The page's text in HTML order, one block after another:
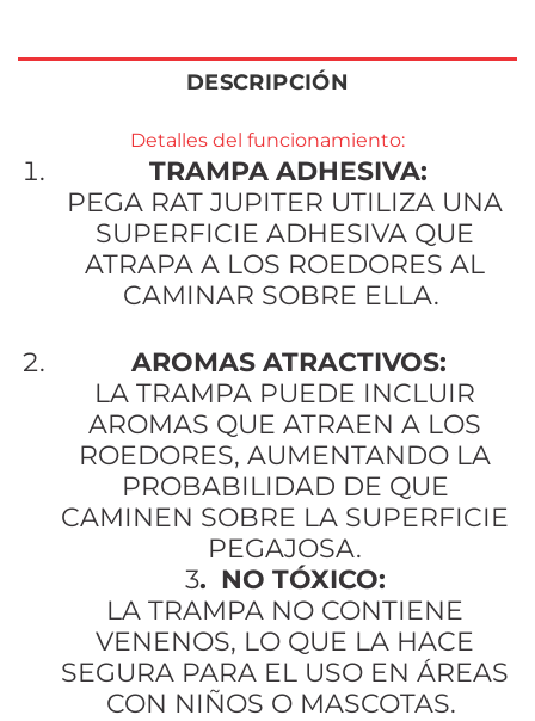
DESCRIPCIÓN
Detalles del funcionamiento:
TRAMPA ADHESIVA:
PEGA RAT JUPITER UTILIZA UNA
SUPERFICIE ADHESIVA QUE
ATRAPA A LOS ROEDORES AL
CAMINAR SOBRE ELLA.
AROMAS ATRACTIVOS:
LA TRAMPA PUEDE INCLUIR
AROMAS QUE ATRAEN A LOS
ROEDORES, AUMENTANDO LA
PROBABILIDAD DE QUE
CAMINEN SOBRE LA SUPERFICIE
PEGAJOSA.
3. NO TÓXICO:
LA TRAMPA NO CONTIENE
VENENOS, LO QUE LA HACE
SEGURA PARA EL USO EN ÁREAS
CON NIÑOS O MASCOTAS.